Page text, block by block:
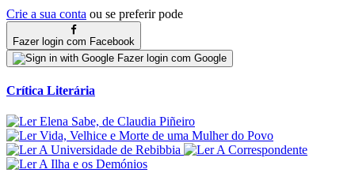
Crie a sua conta ou se preferir pode
Fazer login com Facebook
Fazer login com Google
Crítica Literária